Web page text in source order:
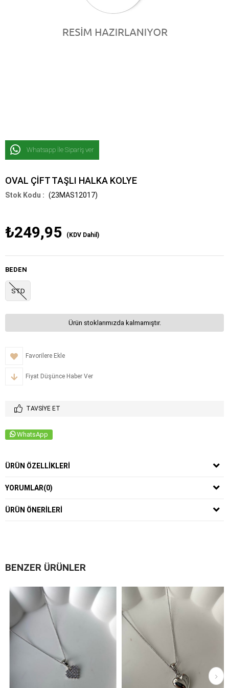
Whatsapp İle Sipariş ver
OVAL ÇİFT TAŞLI HALKA KOLYE
(23MAS12017)
₺249,95 (KDV Dahil)
BEDEN
STD
Ürün stoklarımızda kalmamıştır.
Favorilere Ekle
Fiyat Düşünce Haber Ver
TAVSIYE ET
WhatsApp
ÜRÜN ÖZELLIKLERI
YORUMLAR(0)
ÜRÜN ÖNERILERI
BENZER ÜRÜNLER